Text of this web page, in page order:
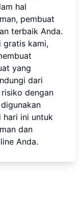
hal
pembuat
terbaik Anda.
gratis kami,
yang
dari
dengan
ini untuk
dan
Anda.